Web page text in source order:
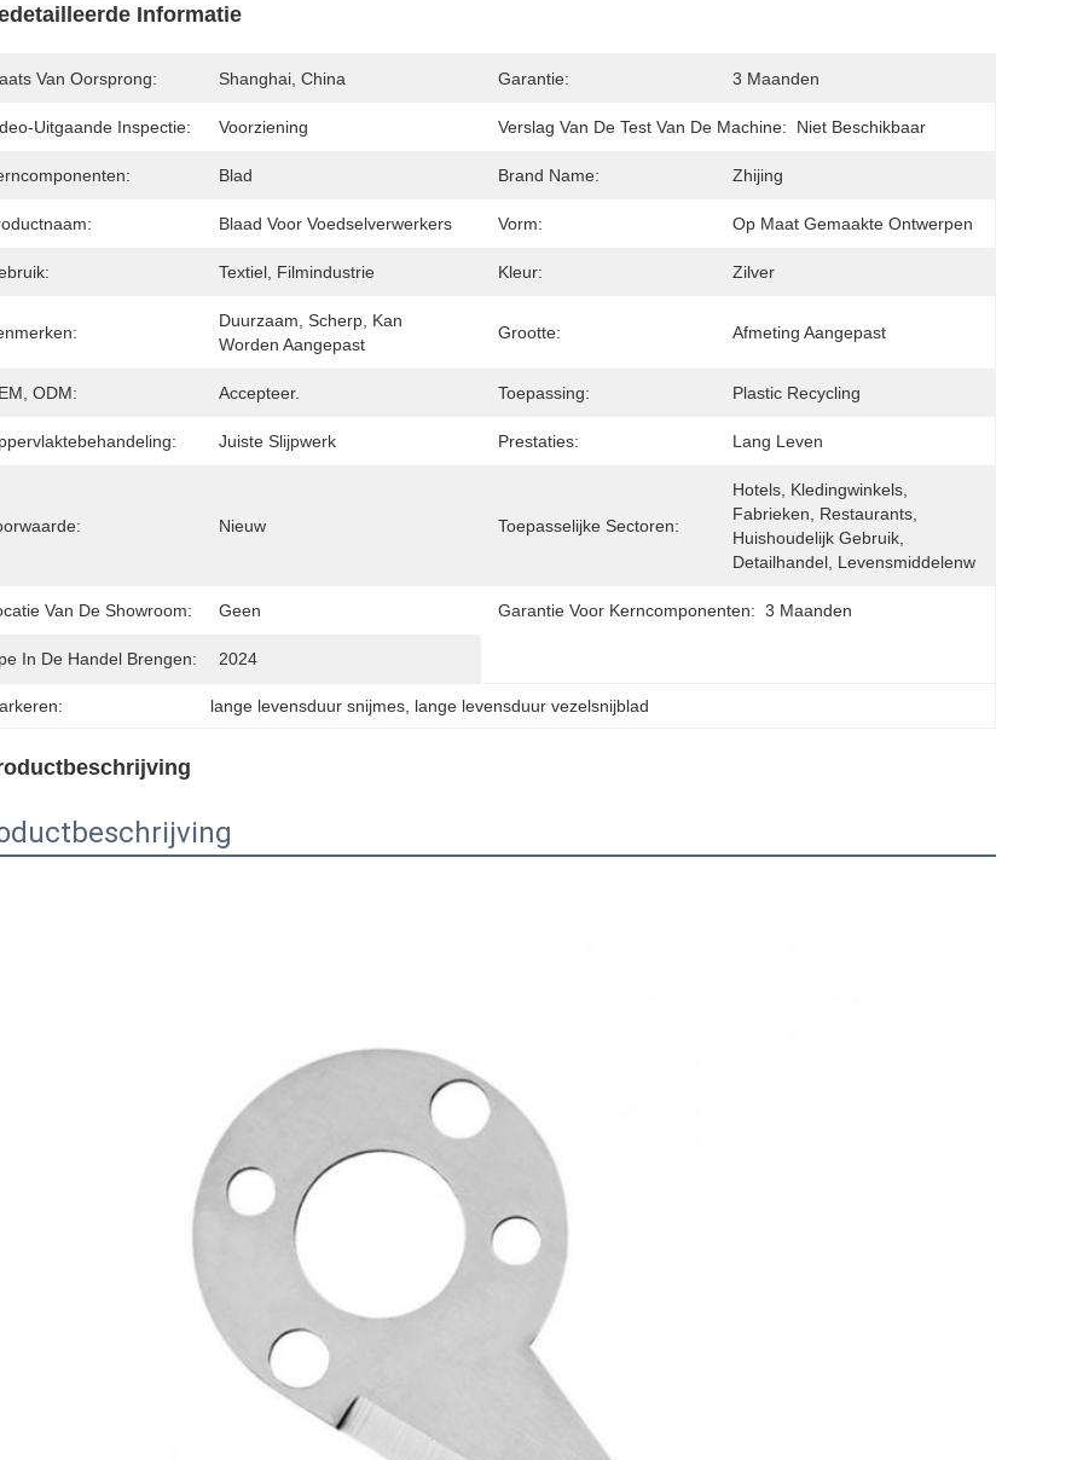
Informatie
Van Oorsprong: Shanghai, China Garantie: 3 Maanden
Uitgaande Inspectie: Voorziening Verslag Van De Test Van De Machine: Niet Beschikbaar
Blad Brand Name: Zhijing
Blaad Voor Voedselverwerkers Vorm: Op Maat Gemaakte Ontwerpen
Textiel, Filmindustrie Kleur: Zilver
Duurzaam, Scherp, Kan
Worden Aangepast
Grootte: Afmeting Aangepast
ODM: Accepteer. Toepassing: Plastic Recycling
Juiste Slijpwerk Prestaties: Lang Leven
Nieuw Toepasselijke Sectoren:
Hotels, Kledingwinkels,
Fabrieken, Restaurants,
Huishoudelijk Gebruik,
Detailhandel, Levensmiddelenw
Van De Showroom: Geen Garantie Voor Kerncomponenten: 3 Maanden
In De Handel Brengen: 2024
lange levensduur snijmes lange levensduur vezelsnijblad